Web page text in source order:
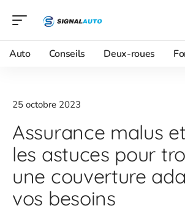
Auto Conseils Deux-roues
25 octobre 2023
Assurance malus
les astuces pour
une couverture
vos besoins